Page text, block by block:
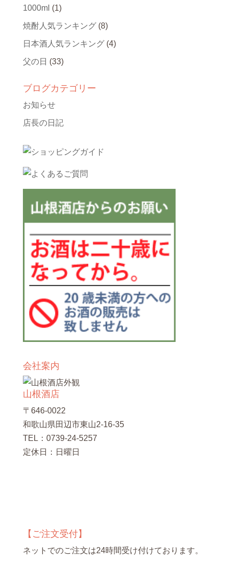
1000ml (1)
焼酎人気ランキング (8)
日本酒人気ランキング (4)
父の日 (33)
ブログカテゴリー
お知らせ
店長の日記
会社案内
山根酒店
〒646-0022
和歌山県田辺市東山2-16-35
TEL：0739-24-5257
定休日：日曜日
【ご注文受付】
ネットでのご注文は24時間受け付けております。